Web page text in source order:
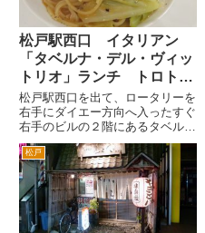
松戸駅西口 イタリアン
「タベルナ・デル・ヴィッ
トリオ」ランチ トロトロ
柔らかな豚バラ肉とキャベ
ツのラグーソーススパゲテ
ィ
松戸駅西口を出て、ロータリーを
右手にダイエー方向へ入ったすぐ
右手のビルの２階にあるタベル
ナ・デル・ヴィットリオさんにラ
ンチにいきました。 １階
は、松戸地元の中華料理ゆうえん
さんが入っており、その脇に入口
があります。イタリアの国旗やメ
ニ...
松戸